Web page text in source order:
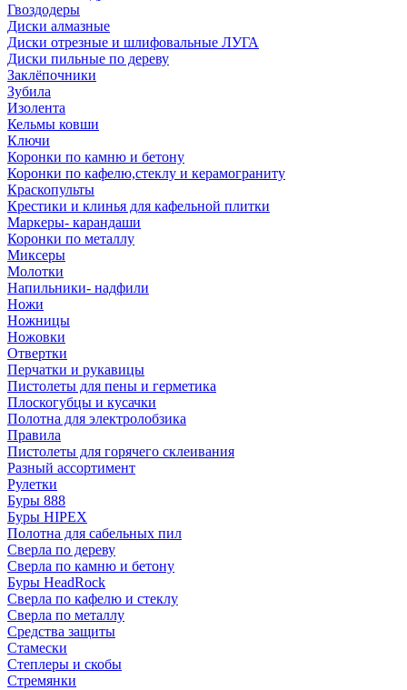
Гвоздодеры
Диски алмазные
Диски отрезные и шлифовальные ЛУГА
Диски пильные по дереву
Заклёпочники
Зубила
Изолента
Кельмы ковши
Ключи
Коронки по камню и бетону
Коронки по кафелю,стеклу и керамограниту
Краскопульты
Крестики и клинья для кафельной плитки
Маркеры- карандаши
Коронки по металлу
Миксеры
Молотки
Напильники- надфили
Ножи
Ножницы
Ножовки
Отвертки
Перчатки и рукавицы
Пистолеты для пены и герметика
Плоскогубцы и кусачки
Полотна для электролобзика
Правила
Пистолеты для горячего склеивания
Разный ассортимент
Рулетки
Буры 888
Буры HIPEX
Полотна для сабельных пил
Сверла по дереву
Сверла по камню и бетону
Буры HeadRock
Сверла по кафелю и стеклу
Сверла по металлу
Средства защиты
Стамески
Степлеры и скобы
Стремянки